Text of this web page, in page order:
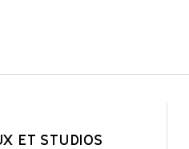
ET STUDIOS